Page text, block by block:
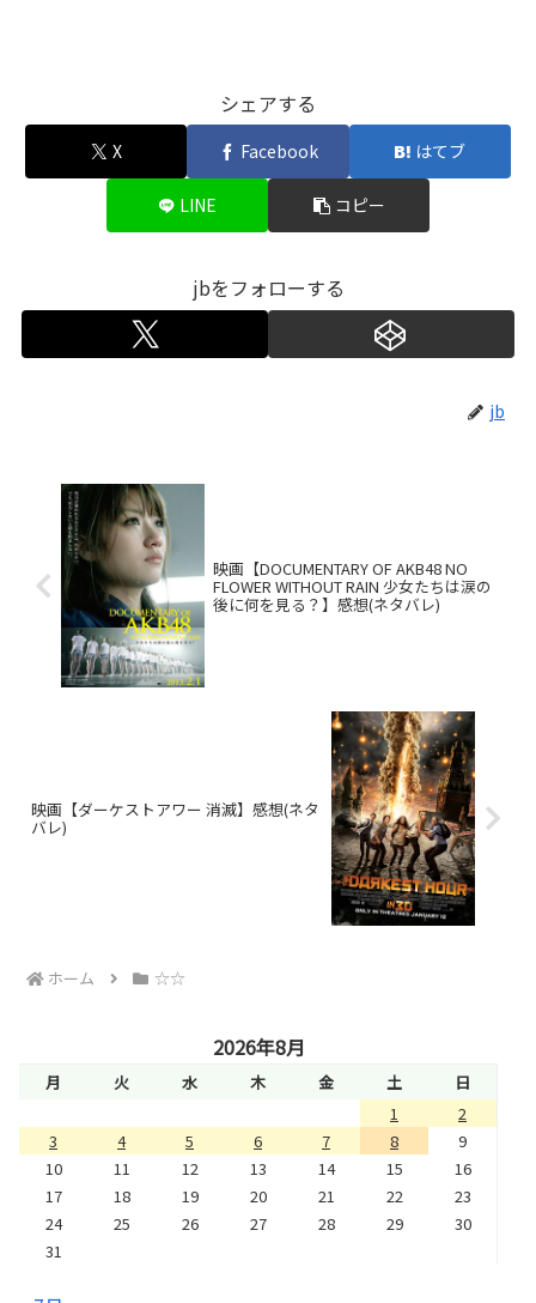
シェアする
X Facebook はてブ
LINE コピー
jbをフォローする
jb
映画【DOCUMENTARY OF AKB48 NO
FLOWER WITHOUT RAIN 少女たちは涙の
後に何を見る？】感想(ネタバレ)
映画【ダーケストアワー 消滅】感想(ネタ
バレ)
ホーム ☆☆
2026年8月
月 火 水 木 金 土
日
1
2
3
4 5 6 7 8
9
10
11 12 13 14 15
16
17
18 19 20 21 22
23
24
25 26 27 28 29
30
31